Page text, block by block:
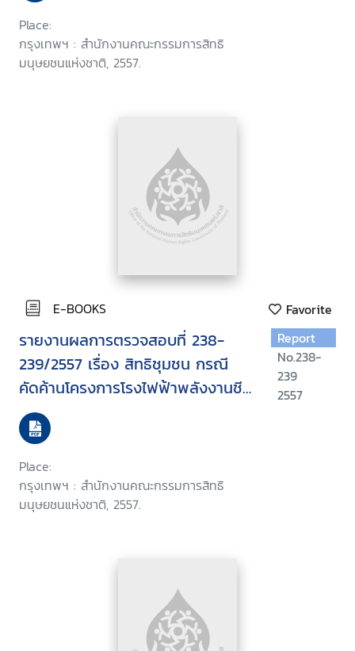
อุทยานแห่งชาติแก่งกระจาน จังหวัด
เพชรบุรี
Place:
กรุงเทพฯ : สำนักงานคณะกรรมการสิทธิ
มนุษยชนแห่งชาติ, 2557.
E-BOOKS Favorite
รายงานผลการตรวจสอบที่ 238-
239/2557 เรื่อง สิทธิชุมชน กรณี
คัดค้านโครงการโรงไฟฟ้าพลังงานชีว
มวลของบริษัทแห่งหนึ่งในพื้นที่
จังหวัดนครศรีธรรมราช
Place:
กรุงเทพฯ : สำนักงานคณะกรรมการสิทธิ
มนุษยชนแห่งชาติ, 2557.
Report
No.238-
239
2557